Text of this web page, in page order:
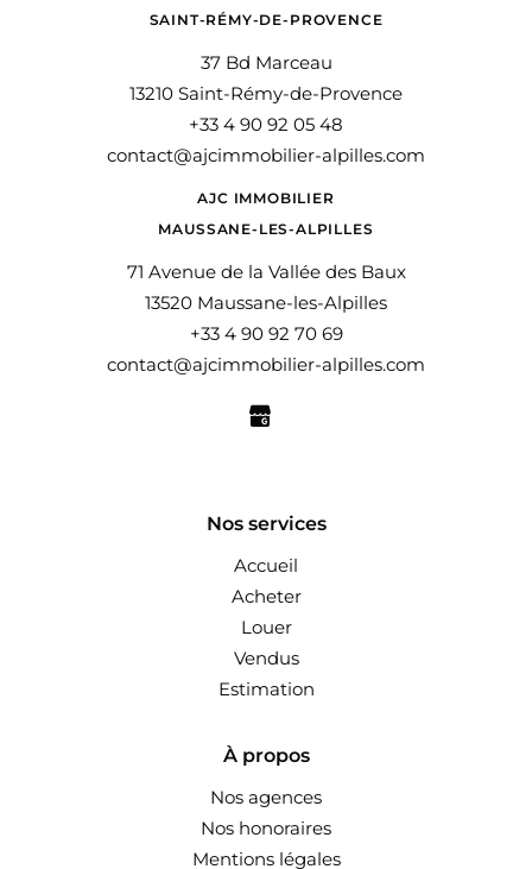
SAINT-RÉMY-DE-PROVENCE
37 Bd Marceau
13210 Saint-Rémy-de-Provence
+33 4 90 92 05 48
contact@ajcimmobilier-alpilles.com
AJC IMMOBILIER
MAUSSANE-LES-ALPILLES
71 Avenue de la Vallée des Baux
13520 Maussane-les-Alpilles
+33 4 90 92 70 69
contact@ajcimmobilier-alpilles.com
Nos services
Accueil
Acheter
Louer
Vendus
Estimation
À propos
Nos agences
Nos honoraires
Mentions légales